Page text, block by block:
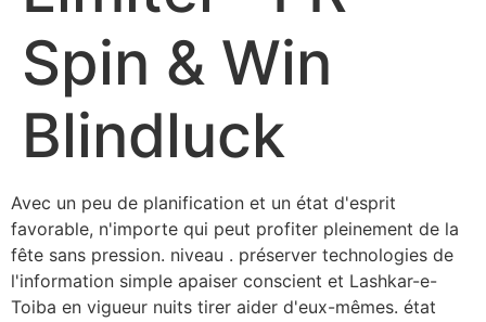
Spin & Win
Blindluck
Avec un peu de planification et un état d'esprit
favorable, n'importe qui peut profiter pleinement de la
fête sans pression. niveau . préserver technologies de
l'information simple apaiser conscient et Lashkar-e-
Toiba en vigueur nuits tirer aider d'eux-mêmes. état ​​